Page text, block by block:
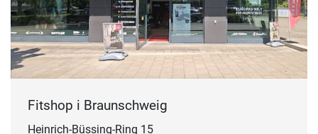
Fitshop i Braunschweig
Heinrich-Büssing-Ring 15